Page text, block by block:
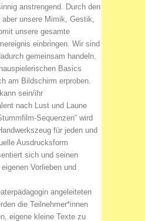
anstrengend. Durch den
unsere Mimik, Gestik,
unsere gesamte
einbringen. Wir sind
gemeinsam handeln.
Basics
am Bildschirm erproben.
sein/ihr
nach Lust und Laune
Sequenzen“ wird
für jeden und
Ausdrucksform
sich und seinen
Vorlieben und
angeleiteten
die Teilnehmer*innen
eigene kleine Texte zu